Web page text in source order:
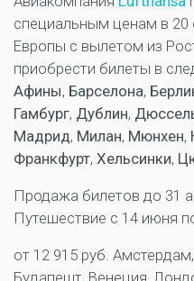
специальным ценам в 20
Европы с вылетом из
приобрести билеты в
Афины, Барселона,
Гамбург, Дублин,
Мадрид, Милан, Мюнхен,
Франкфурт, Хельсинки,
Продажа билетов до 31
Путешествие с 14 июня
от 12 915 руб.